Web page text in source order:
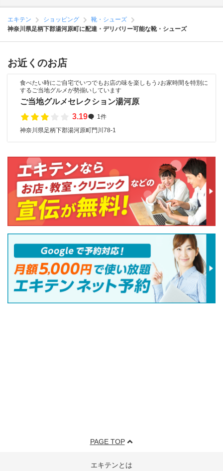
エキテン ショッピング
靴・シューズ
神奈川県足柄下郡湯河原町に配達・デリバリー可能な靴・シューズ
お近くのお店
食べたい時にご自宅でいつでもお店の味を楽しもう♪お家時間を特別に
するご当地グルメが勢揃いしています
ご当地グルメセレクション湯河原
3.19
1件
神奈川県足柄下郡湯河原町門川78-1
PAGE TOP
エキテンとは